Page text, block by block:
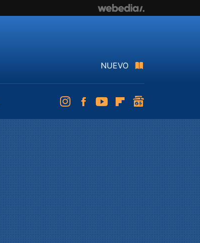
NUEVO
InstagramFacebookYoutubeFlipboard